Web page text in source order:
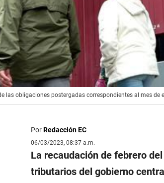
las obligaciones postergadas correspondientes al mes de
PorRedacción EC
06/03/2023, 08:37 a.m.
La recaudación de febrero
tributarios del gobierno